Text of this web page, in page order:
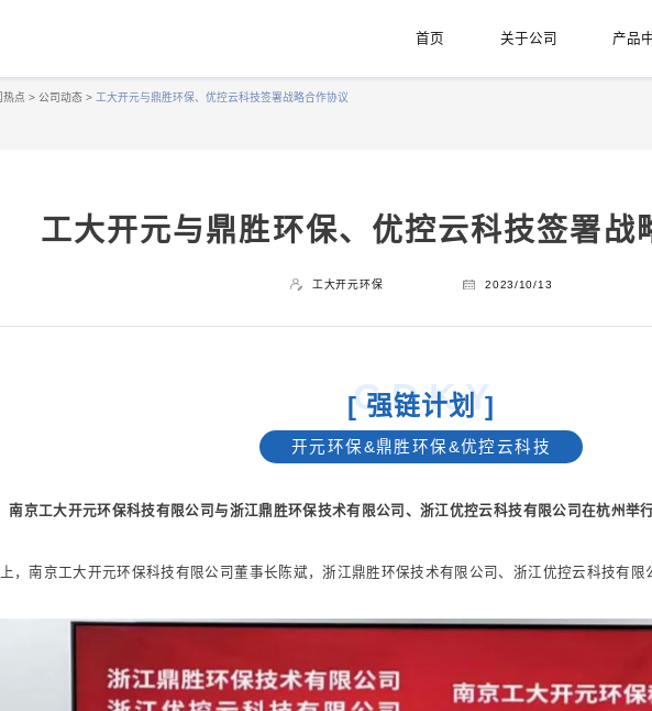
首页 关于公司 产品
热点 > 公司动态>工大开元与鼎胜环保、优控云科技签署战略合作协议
工大开元与鼎胜环保、优控云科技签署战
工大开元环保 2023/10/13
G D K Y
[ 强链计划 ]
开元环保&鼎胜环保&优控云科技
南京工大开元环保科技有限公司与浙江鼎胜环保技术有限公司、浙江优控云科技有限公司在杭州举
，南京工大开元环保科技有限公司董事长陈斌，浙江鼎胜环保技术有限公司、浙江优控云科技有限